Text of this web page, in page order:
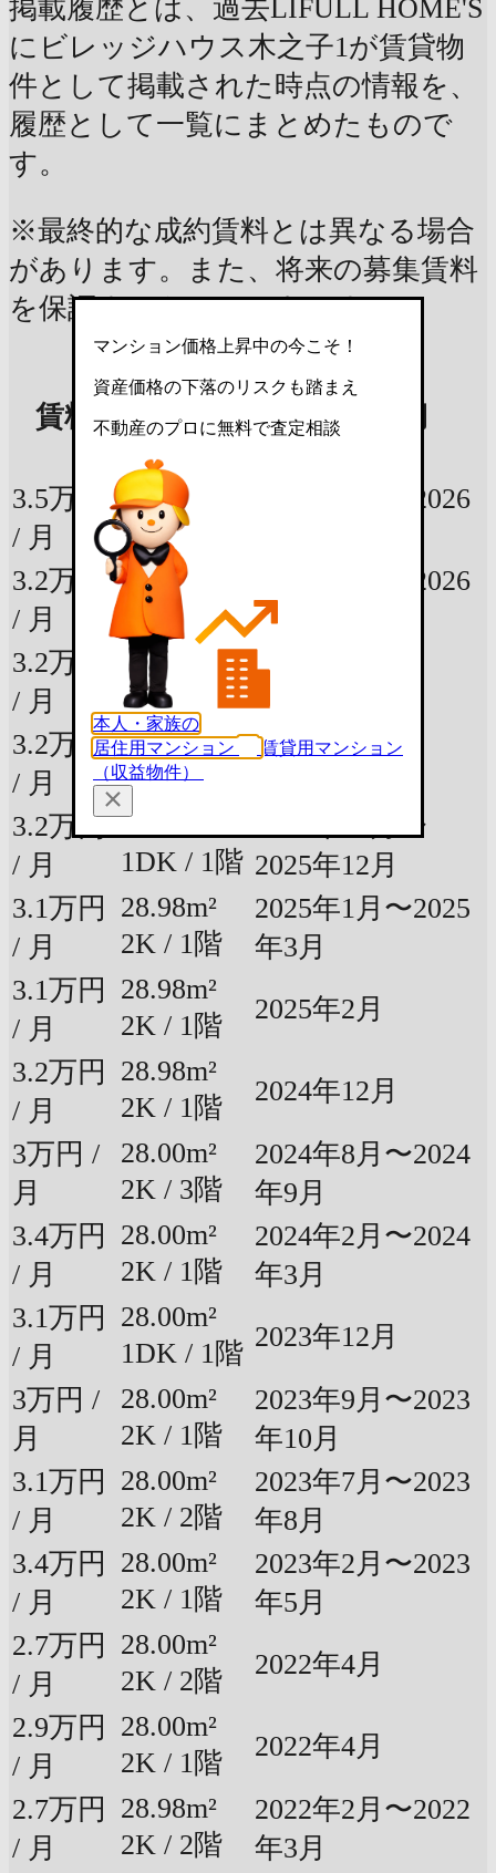
掲載履歴とは、過去LIFULL HOME'S
にビレッジハウス木之子1が賃貸物
件として掲載された時点の情報を、
履歴として一覧にまとめたもので
す。
※最終的な成約賃料とは異なる場合
があります。また、将来の募集賃料
を保証するものではありません
賃料
専有面積
間取り/所
在階
掲載時期
3.5万円
/ 月
28.98m²
1DK / 1階
2026年2月〜2026
3.2万円
/ 月
28.98m²
1DK / 1階
2026年2月〜2026
年3月
3.2万円
/ 月
28.98m²
2K / 1階
2026年3月
3.2万円
/ 月
28.98m²
1DK / 1階
2026年1月
3.2万円
/ 月
28.98m²
1DK / 1階
2025年10月〜
2025年12月
3.1万円
/ 月
28.98m²
2K / 1階
2025年1月〜2025
年3月
3.1万円
/ 月
28.98m²
2K / 1階
2025年2月
3.2万円
/ 月
28.98m²
2K / 1階
2024年12月
3万円 /
月
28.00m²
2K / 3階
2024年8月〜2024
年9月
3.4万円
/ 月
28.00m²
2K / 1階
2024年2月〜2024
年3月
3.1万円
/ 月
28.00m²
1DK / 1階
2023年12月
3万円 /
月
28.00m²
2K / 1階
2023年9月〜2023
年10月
3.1万円
/ 月
28.00m²
2K / 2階
2023年7月〜2023
年8月
3.4万円
/ 月
28.00m²
2K / 1階
2023年2月〜2023
年5月
2.7万円
/ 月
28.00m²
2K / 2階
2022年4月
2.9万円
/ 月
28.00m²
2K / 1階
2022年4月
2.7万円
/ 月
28.98m²
2K / 2階
2022年2月〜2022
年3月
マンション価格上昇中の今こそ！
資産価格の下落のリスクも踏まえ
不動産のプロに無料で査定相談
本人・家族の
居住用マンション
賃貸用マンション
（収益物件）